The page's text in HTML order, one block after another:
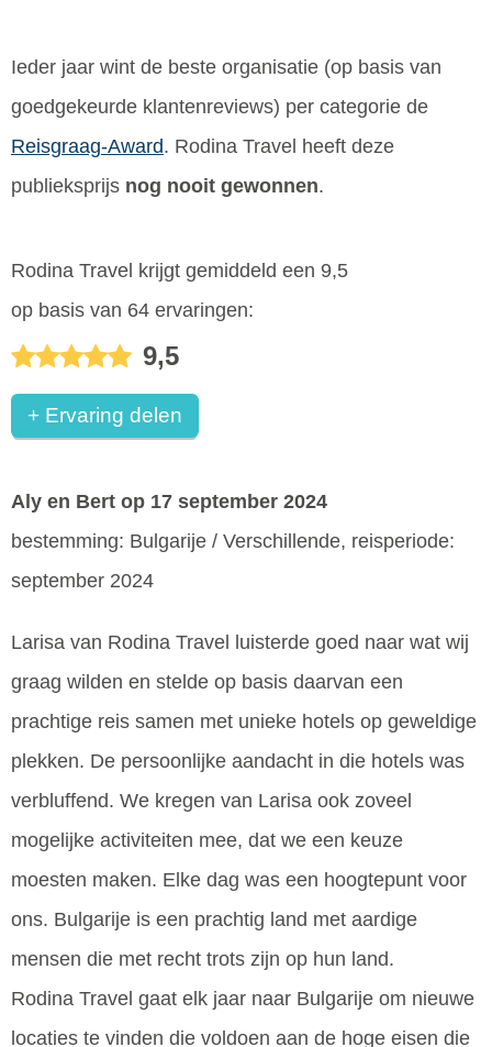
Ieder jaar wint de beste organisatie (op basis van
goedgekeurde klantenreviews) per categorie de
Reisgraag-Award. Rodina Travel heeft deze
publieksprijs nog nooit gewonnen.
Rodina Travel krijgt gemiddeld een 9,5
op basis van 64 ervaringen:
9,5
+ Ervaring delen
Aly en Bert op 17 september 2024
bestemming: Bulgarije / Verschillende, reisperiode:
september 2024
Larisa van Rodina Travel luisterde goed naar wat wij
graag wilden en stelde op basis daarvan een
prachtige reis samen met unieke hotels op geweldige
plekken. De persoonlijke aandacht in die hotels was
verbluffend. We kregen van Larisa ook zoveel
mogelijke activiteiten mee, dat we een keuze
moesten maken. Elke dag was een hoogtepunt voor
ons. Bulgarije is een prachtig land met aardige
mensen die met recht trots zijn op hun land.
Rodina Travel gaat elk jaar naar Bulgarije om nieuwe
locaties te vinden die voldoen aan de hoge eisen die